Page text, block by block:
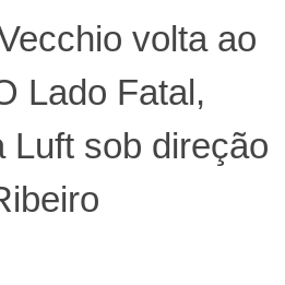
volta ao
Lado Fatal,
Luft sob direção